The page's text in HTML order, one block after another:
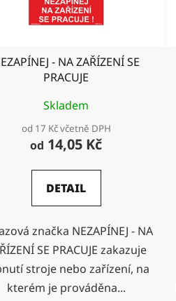
- NA ZAŘÍZENÍ SE
PRACUJE
Skladem
od 17 Kč včetně DPH
od 14,05 Kč
DETAIL
značka NEZAPÍNEJ - NA
SE PRACUJE zakazuje
stroje nebo zařízení, na
kterém je prováděna...